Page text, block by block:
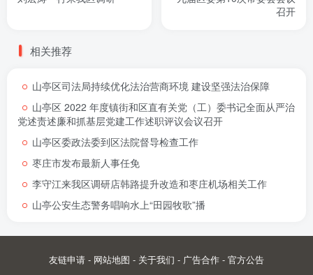
召开
相关推荐
山亭区司法局持续优化法治营商环境 建设坚强法治保障
山亭区 2022 年度镇街和区直有关党（工）委书记全面从严治
党述责述廉和抓基层党建工作述职评议会议召开
山亭区委政法委到区法院督导检查工作
枣庄市发布最新人事任免
李守江来我区调研店韩路提升改造和枣庄机场相关工作
山亭公安生态警务唱响水上“田园牧歌”播
友链申请 - 网站地图 - 关于我们 - 广告合作 - 官方公告